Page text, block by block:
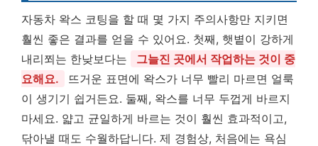
자동차 왁스 코팅을 할 때 몇 가지 주의사항만 지키면
훨씬 좋은 결과를 얻을 수 있어요. 첫째, 햇볕이 강하게
내리쬐는 한낮보다는
그늘진 곳에서 작업하는 것이 중
요해요.
뜨거운 표면에 왁스가 너무 빨리 마르면 얼룩
이 생기기 쉽거든요. 둘째, 왁스를 너무 두껍게 바르지
마세요. 얇고 균일하게 바르는 것이 훨씬 효과적이고,
닦아낼 때도 수월하답니다. 제 경험상, 처음에는 욕심